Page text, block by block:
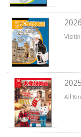
All